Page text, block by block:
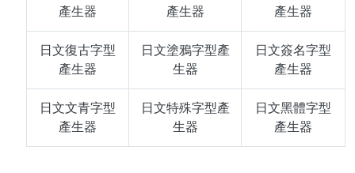
產生器
產生器
產生器
日文復古字型
產生器
日文塗鴉字型產
生器
日文簽名字型
產生器
日文文青字型
產生器
日文特殊字型產
生器
日文黑體字型
產生器